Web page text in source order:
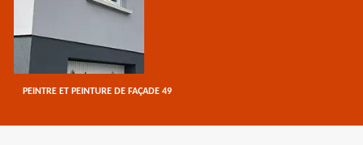
PEINTRE ET PEINTURE DE FAÇADE 49